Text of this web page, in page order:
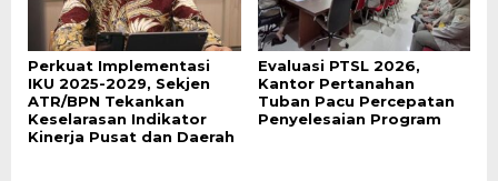
Perkuat Implementasi
IKU 2025-2029, Sekjen
ATR/BPN Tekankan
Keselarasan Indikator
Kinerja Pusat dan Daerah
Evaluasi PTSL 2026,
Kantor Pertanahan
Tuban Pacu Percepatan
Penyelesaian Program